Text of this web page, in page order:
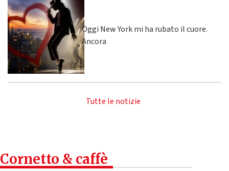
Oggi New York mi ha rubato il cuore.
Ancora
Tutte le notizie
Cornetto & caffè